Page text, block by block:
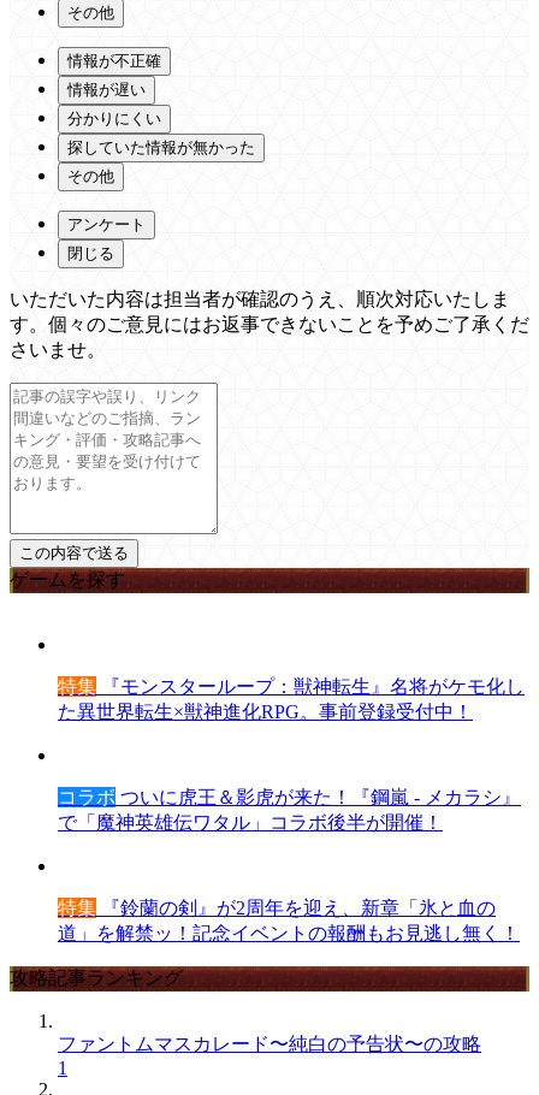
その他
情報が不正確
情報が遅い
分かりにくい
探していた情報が無かった
その他
アンケート
閉じる
いただいた内容は担当者が確認のうえ、順次対応いたしま
す。個々のご意見にはお返事できないことを予めご了承くだ
さいませ。
ゲームを探す
特集 『モンスターループ：獣神転生』名将がケモ化し
た異世界転生×獣神進化RPG。事前登録受付中！
コラボ ついに虎王＆影虎が来た！『鋼嵐 - メカラシ』
で「魔神英雄伝ワタル」コラボ後半が開催！
特集 『鈴蘭の剣』が2周年を迎え、新章「氷と血の
道」を解禁ッ！記念イベントの報酬もお見逃し無く！
攻略記事ランキング
ファントムマスカレード〜純白の予告状〜の攻略
1